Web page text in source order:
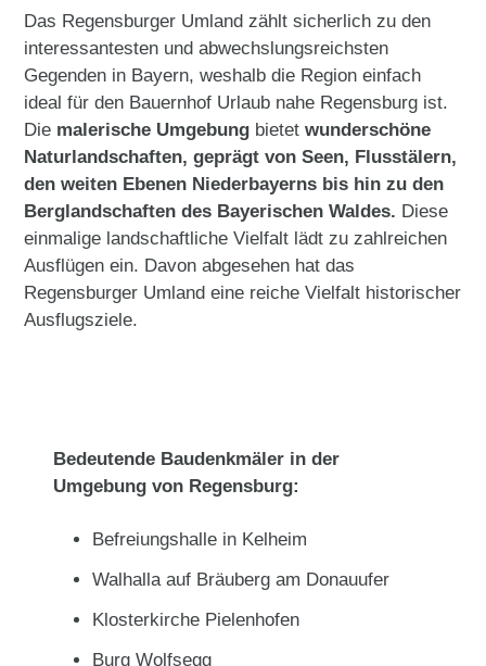
Das Regensburger Umland zählt sicherlich zu den
interessantesten und abwechslungsreichsten
Gegenden in Bayern, weshalb die Region einfach
ideal für den Bauernhof Urlaub nahe Regensburg ist.
Die malerische Umgebung bietetwunderschöne
Naturlandschaften, geprägt von Seen, Flusstälern,
den weiten Ebenen Niederbayerns bis hin zu den
Berglandschaften des Bayerischen Waldes. Diese
einmalige landschaftliche Vielfalt lädt zu zahlreichen
Ausflügen ein. Davon abgesehen hat das
Regensburger Umland eine reiche Vielfalt historischer
Ausflugsziele.
Bedeutende Baudenkmäler in der
Umgebung von Regensburg:
Befreiungshalle in Kelheim
Walhalla auf Bräuberg am Donauufer
Klosterkirche Pielenhofen
Burg Wolfsegg